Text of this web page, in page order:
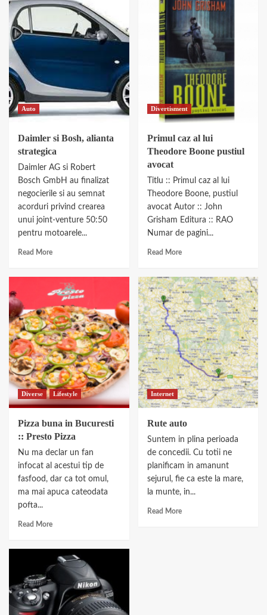
Auto
Daimler si Bosh, alianta
strategica
Daimler AG si Robert
Bosch GmbH au finalizat
negocierile si au semnat
acorduri privind crearea
unui joint-venture 50:50
pentru motoarele...
Read More
Divertisment
Primul caz al lui
Theodore Boone pustiul
avocat
Titlu :: Primul caz al lui
Theodore Boone, pustiul
avocat Autor :: John
Grisham Editura :: RAO
Numar de pagini...
Read More
Diverse Lifestyle
Pizza buna in Bucuresti
:: Presto Pizza
Nu ma declar un fan
infocat al acestui tip de
fasfood, dar ca tot omul,
ma mai apuca cateodata
pofta...
Read More
Internet
Rute auto
Suntem in plina perioada
de concedii. Cu totii ne
planificam in amanunt
sejurul, fie ca este la mare,
la munte, in...
Read More